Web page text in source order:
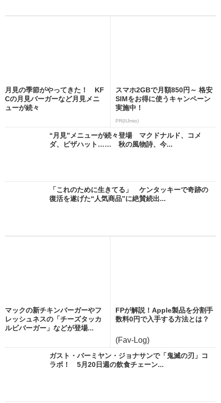
月見の季節がやってきた！ KF
Cの月見バーガーなど月見メニ
ューが続々
スマホ2GBで月額850円～ 格安
SIMをお得に使うキャンペーン
実施中！
PR(IIJmio)
“月見”メニューが続々登場 マクドナルド、コメ
ダ、ピザハット…… 秋の風物詩、今...
「これのために生きてる」 ケンタッキーで奇跡の
復活を遂げた“人気商品”に絶賛続出...
マックの新チキンバーガーやフ
レッシュネスの「チーズタッカ
ルビバーガー」などが登場...
FPが解説！Apple製品を分割手
数料0円で入手する方法とは？
(Fav-Log)
ガスト・バーミヤン・ジョナサンで「鬼滅の刃」コ
ラボ！ 5月20日週の飲食チェーン...